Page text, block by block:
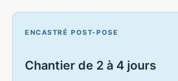
ENCASTRÉ POST-POSE
Chantier de 2 à 4 jours